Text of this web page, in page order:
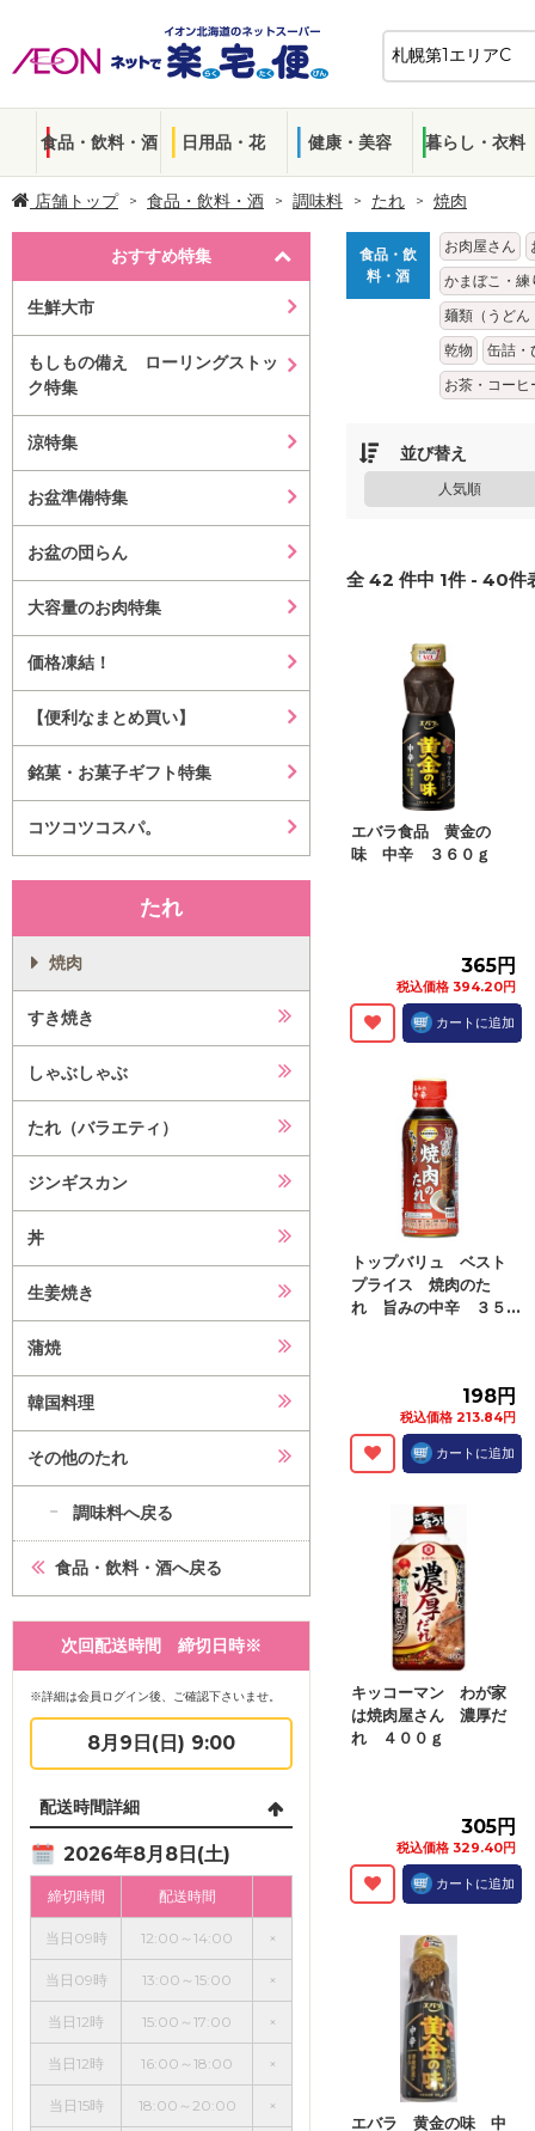
食品・飲料・酒 日用品・花 健康・美容 暮らし・衣料
店舗トップ 食品・飲料・酒 調味料 たれ 焼肉
おすすめ特集
生鮮大市
もしもの備え ローリングストッ
ク特集
涼特集
お盆準備特集
お盆の団らん
大容量のお肉特集
価格凍結！
【便利なまとめ買い】
銘菓・お菓子ギフト特集
コツコツコスパ。
たれ
焼肉
すき焼き
しゃぶしゃぶ
たれ（バラエティ）
ジンギスカン
丼
生姜焼き
蒲焼
韓国料理
その他のたれ
調味料へ戻る
食品・飲料・酒へ戻る
次回配送時間 締切日時※
※詳細は会員ログイン後、ご確認下さいませ。
8月9日(日) 9:00
配送時間詳細
2026年8月8日(土)
締切時間 配送時間
当日09時 12:00～14:00 ×
当日09時 13:00～15:00 ×
当日12時 15:00～17:00 ×
当日12時 16:00～18:00 ×
当日15時 18:00～20:00 ×
食品・飲
料・酒
お肉屋さん
かまぼこ・練
麺類（うどん
乾物
缶詰・
お茶・コー
並び替え
人気順
全42 件中 1件 - 40件
エバラ食品 黄金の
味 中辛 ３６０ｇ
365円
税込価格 394.20円
カートに追加
トップバリュ ベスト
プライス 焼肉のた
れ 旨みの中辛 ３５...
198円
税込価格 213.84円
カートに追加
キッコーマン わが家
は焼肉屋さん 濃厚だ
れ ４００ｇ
305円
税込価格 329.40円
カートに追加
エバラ 黄金の味 中